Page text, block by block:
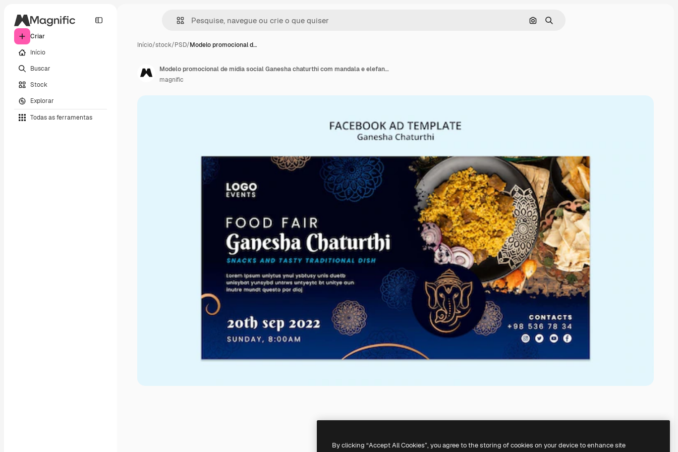
Criar
Início
Buscar
Stock
Explorar
Todas as ferramentas
Pesquisar por imagem
Buscar
Início/stock/PSD/Modelo promocional d…
Modelo promocional de mídia social Ganesha chaturthi com mandala e elefante
magnific
By clicking “Accept All Cookies”, you agree to the storing of cookies on your device to enhance site